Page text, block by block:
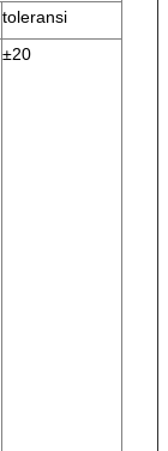
toleransi
±20